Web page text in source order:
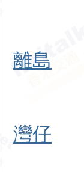
離島
灣仔